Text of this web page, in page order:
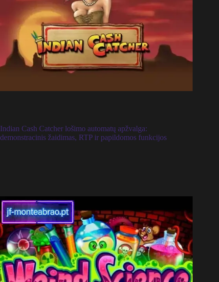
Indian Cash Catcher lošimo automatų apžvalga:
demonstracinis žaidimas, RTP ir papildomos funkcijos